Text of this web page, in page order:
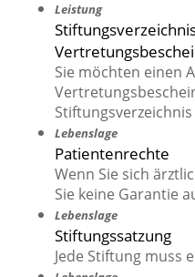
Leistung
Sie möchten einen
Lebenslage
Patientenrechte
Wenn Sie sich
Sie keine Garantie
Lebenslage
Stiftungssatzung
Jede Stiftung muss